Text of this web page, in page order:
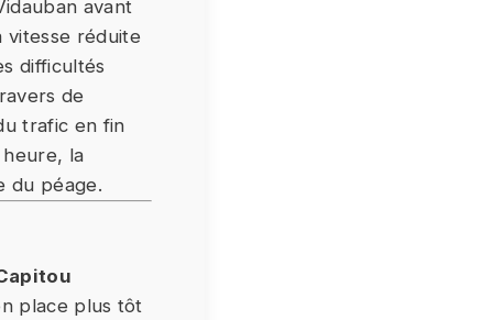
avant
vitesse réduite
difficultés
de
trafic en fin
heure, la
du péage.
place plus tôt